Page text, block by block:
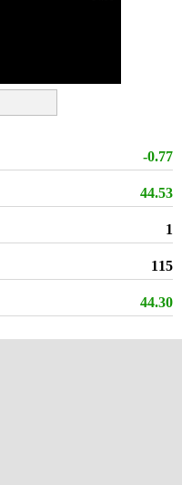
-0.77
44.53
1
115
44.30